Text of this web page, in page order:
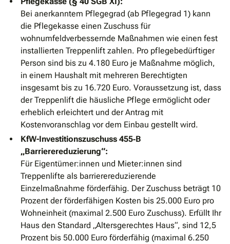
Bei anerkanntem Pflegegrad (ab Pflegegrad 1) kann
die Pflegekasse einen Zuschuss für
wohnumfeldverbessernde Maßnahmen wie einen fest
installierten Treppenlift zahlen. Pro pflegebedürftiger
Person sind bis zu 4.180 Euro je Maßnahme möglich,
in einem Haushalt mit mehreren Berechtigten
insgesamt bis zu 16.720 Euro. Voraussetzung ist, dass
der Treppenlift die häusliche Pflege ermöglicht oder
erheblich erleichtert und der Antrag mit
Kostenvoranschlag vor dem Einbau gestellt wird.
KfW-Investitionszuschuss 455‐B
„Barrierereduzierung“:
Für Eigentümer:innen und Mieter:innen sind
Treppenlifte als barrierereduzierende
Einzelmaßnahme förderfähig. Der Zuschuss beträgt 10
Prozent der förderfähigen Kosten bis 25.000 Euro pro
Wohneinheit (maximal 2.500 Euro Zuschuss). Erfüllt Ihr
Haus den Standard „Altersgerechtes Haus“, sind 12,5
Prozent bis 50.000 Euro förderfähig (maximal 6.250